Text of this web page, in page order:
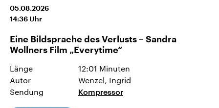
05.08.2026
14:36 Uhr
Eine Bildsprache des Verlusts – Sandra
Wollners Film „Everytime“
Länge
12:01 Minuten
Autor
Wenzel, Ingrid
Sendung
Kompressor